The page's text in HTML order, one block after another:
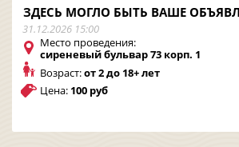
ЗДЕСЬ МОГЛО БЫТЬ ВАШЕ
31.12.2026 15:00
Место проведения:
сиреневый бульвар 73 корп. 1
Возраст:от 2 до 18+ лет
Цена: 100 руб